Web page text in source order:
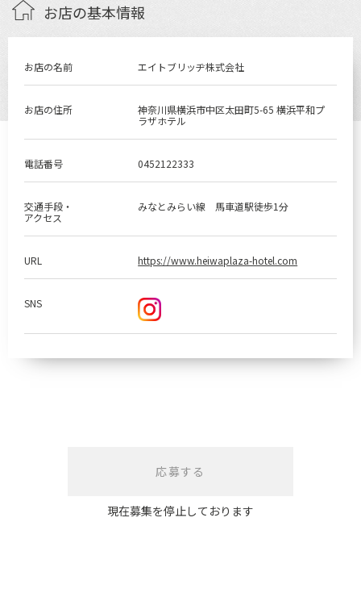
お店の基本情報
お店の名前 エイトブリッヂ株式会社
お店の住所
神奈川県横浜市中区太田町5-65 横浜平和プ
ラザホテル
電話番号 0452122333
交通手段・
アクセス
みなとみらい線 馬車道駅徒歩1分
URL https://www.heiwaplaza-hotel.com
SNS
応募する
現在募集を停止しております